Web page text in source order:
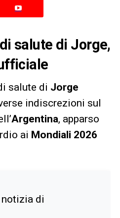
salute di Jorge,
salute di Jorge
indiscrezioni sul
Argentina, apparso
ai Mondiali 2026
notizia di